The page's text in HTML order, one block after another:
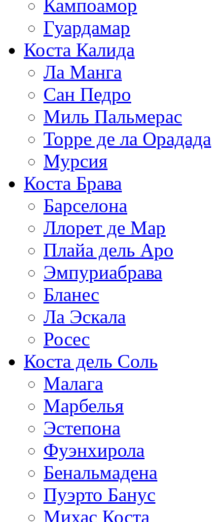
Кампоамор
Гуардамар
Коста Калида
Ла Манга
Сан Педро
Миль Пальмерас
Торре де ла Орадада
Мурсия
Коста Брава
Барселона
Ллорет де Мар
Плайа дель Аро
Эмпуриабрава
Бланес
Ла Эскала
Росес
Коста дель Соль
Малага
Марбелья
Эстепона
Фуэнхирола
Бенальмадена
Пуэрто Банус
Михас Коста